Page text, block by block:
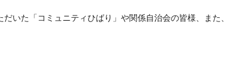
いた「コミュニティひばり」や関係自治会の皆様、また、